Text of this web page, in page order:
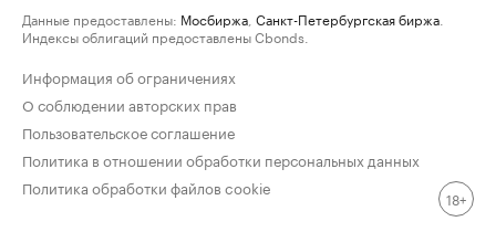
Данные предоставлены: Мосбиржа Санкт-Петербургская биржа
Индексы облигаций предоставлены Cbonds.
Информация об ограничениях
О соблюдении авторских прав
Пользовательское соглашение
Политика в отношении обработки персональных данных
Политика обработки файлов cookie
18+